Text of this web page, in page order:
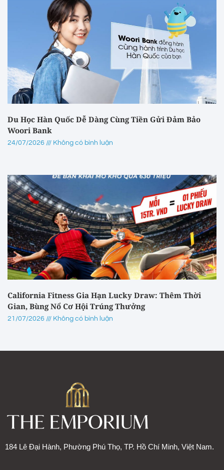
Du Học Hàn Quốc Dễ Dàng Cùng Tiền Gửi Đảm Bảo
Woori Bank
24/07/2026 Không có bình luận
California Fitness Gia Hạn Lucky Draw: Thêm Thời
Gian, Bùng Nổ Cơ Hội Trúng Thưởng
21/07/2026 Không có bình luận
184 Lê Đại Hành, Phường Phú Thọ, TP. Hồ Chí Minh, Việt Nam.